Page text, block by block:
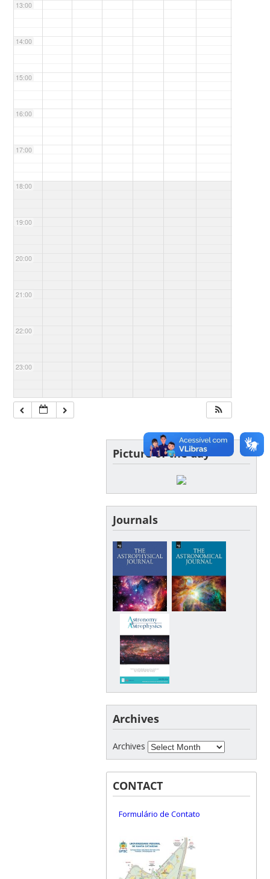
13:00
14:00
15:00
16:00
17:00
18:00
19:00
20:00
21:00
22:00
23:00
Picture of the day
Journals
Archives
Archives
CONTACT
Formulário de Contato